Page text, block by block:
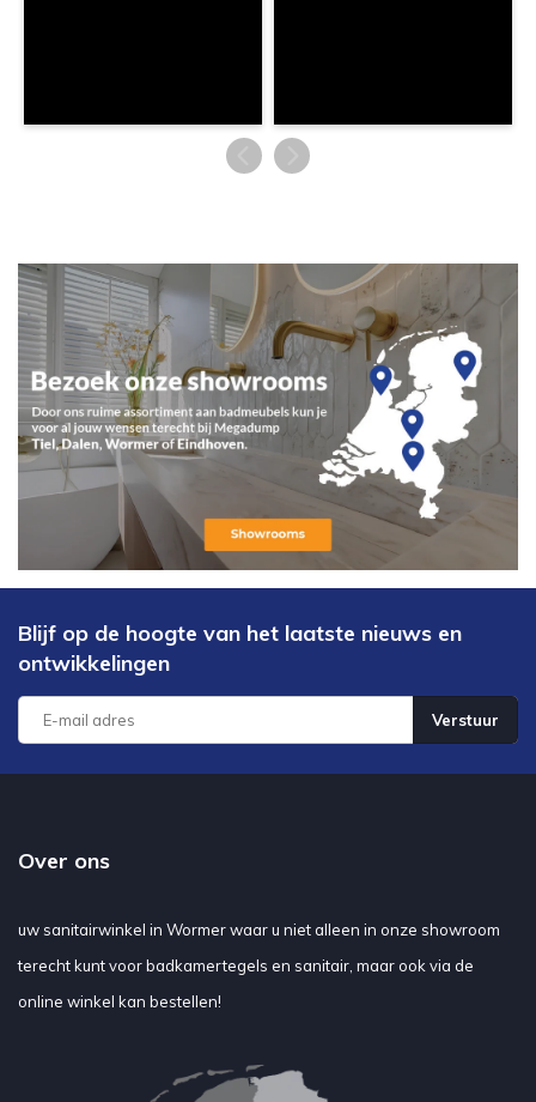
Blijf op de hoogte van het laatste nieuws en
ontwikkelingen
Verstuur
Over ons
uw sanitairwinkel in Wormer waar u niet alleen in onze showroom
terecht kunt voor badkamertegels en sanitair, maar ook via de
online winkel kan bestellen!